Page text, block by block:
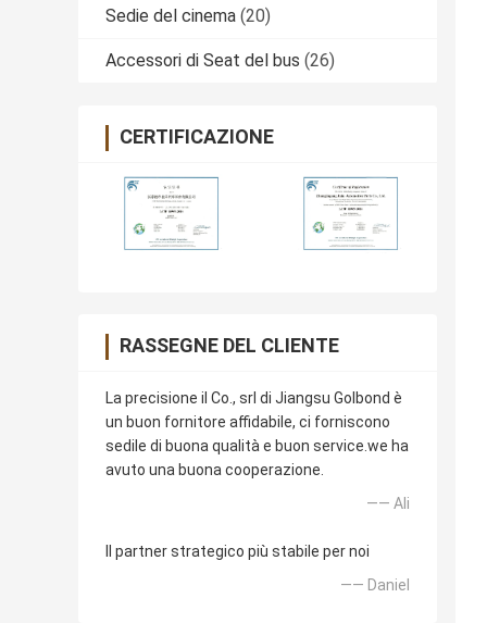
Sedie del cinema (20)
Accessori di Seat del bus (26)
CERTIFICAZIONE
RASSEGNE DEL CLIENTE
La precisione il Co., srl di Jiangsu Golbond è
un buon fornitore affidabile, ci forniscono
sedile di buona qualità e buon service.we ha
avuto una buona cooperazione.
—— Ali
Il partner strategico più stabile per noi
—— Daniel